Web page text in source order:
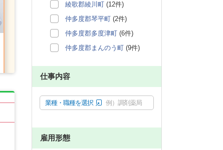
綾歌郡綾川町 (12件)
仲多度郡琴平町 (2件)
仲多度郡多度津町 (6件)
仲多度郡まんのう町 (9件)
仕事内容
業種・職種を選択 例）調剤薬局
雇用形態